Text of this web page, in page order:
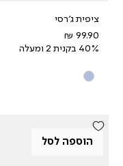
ציפית ג'רסי
מחיר
40% בקנית 2 ומעלה
הוספה לסל